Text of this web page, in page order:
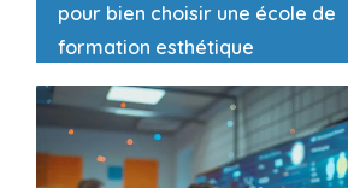
pour bien choisir une école de
formation esthétique